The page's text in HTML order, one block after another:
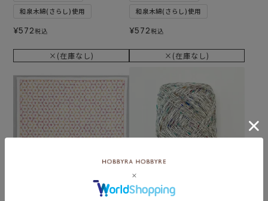
和泉木綿(さらし)使用
¥572税込
×(在庫なし)
和泉木綿(さらし)使用
¥572税込
×(在庫なし)
咲霞（さきがすみ） col.03